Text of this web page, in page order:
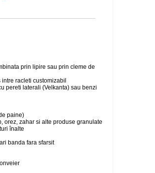
prin lipire sau prin cleme de
racleti customizabil
pereti laterali (Velkanta) sau benzi
paine)
orez, zahar si alte produse granulate
înalte
banda fara sfarsit